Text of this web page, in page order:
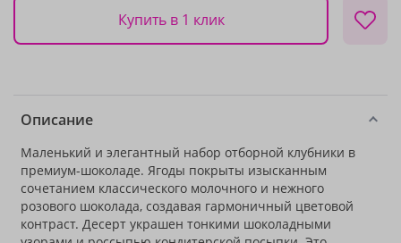
Купить в 1 клик
Описание
Маленький и элегантный набор отборной клубники в
премиум-шоколаде. Ягоды покрыты изысканным
сочетанием классического молочного и нежного
розового шоколада, создавая гармоничный цветовой
контраст. Десерт украшен тонкими шоколадными